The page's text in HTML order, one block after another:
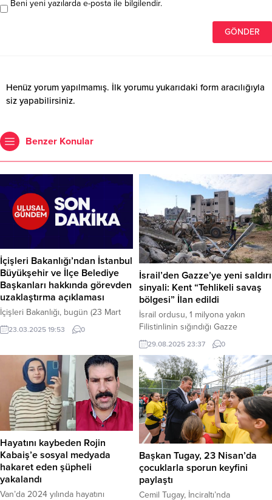
Beni yeni yazılarda e-posta ile bilgilendir.
Henüz yorum yapılmamış. İlk yorumu yukarıdaki form aracılığıyla
siz yapabilirsiniz.
Benzer Konular
İçişleri Bakanlığı’ndan İstanbul
Büyükşehir ve İlçe Belediye
Başkanları hakkında görevden
uzaklaştırma açıklaması
İçişleri Bakanlığı, bugün (23 Mart
2025) yaptığı basın açıklamasıyla
İstanbul Büyükşehir Belediye
Beylikdüzü İlçe Belediye Başkanı
Mehmet Murat Çalık ve Şişli İlçe
Belediye Başkanı Resul Emrah
Şahan’ın görevlerinden
uzaklaştırıldığını duyurdu. Bakanlık
tarafından yapılan açıklamada,
İstanbul Büyükşehir Belediye
Başkanı Ekrem İmamoğlu’nun
“Hukuka Aykırı Olarak Kişisel
Verileri Kaydetmek”,...
23.03.2025 19:53 0
İsrail’den Gazze’ye yeni saldırı
sinyali: Kent “Tehlikeli savaş
bölgesi” İlan edildi
İsrail ordusu, 1 milyona yakın
Filistinlinin sığındığı Gazze
kentindeki sözde “insani ara”yı
sonlandırdığını duyurarak bölgeyi
“tehlikeli savaş bölgesi” ilan etti. Bu
kararın, Gazze’nin kuzeyine yönelik
saldırıların daha da yoğunlaşacağı
ve işgal planının hızlanacağı
anlamına geldiği belirtiliyor. Haber
Merkezi – İsrail ordusu, Gazze
Şeridi’nin kuzeyinde kalan son
29.08.2025 23:37 0
Hayatını kaybeden Rojin
Kabaiş’e sosyal medyada
hakaret eden şüpheli
yakalandı
Van’da 2024 yılında hayatını
Başkan Tugay, 23 Nisan’da
çocuklarla sporun keyfini
paylaştı
Cemil Tugay, İnciraltı’nda